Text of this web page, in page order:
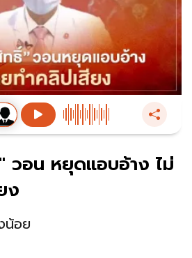
วอน หยุดแอบอ้าง ไม่
ง
น้อย